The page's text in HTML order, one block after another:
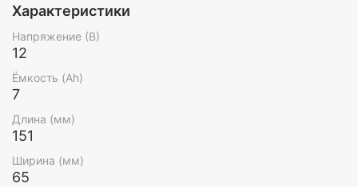
Характеристики
Напряжение (В)
12
Ёмкость (Ah)
7
Длина (мм)
151
Ширина (мм)
65